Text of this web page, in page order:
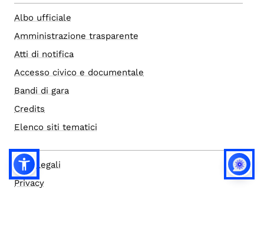
Albo ufficiale
Amministrazione trasparente
Atti di notifica
Accesso civico e documentale
Bandi di gara
Credits
Elenco siti tematici
Note legali
Privacy